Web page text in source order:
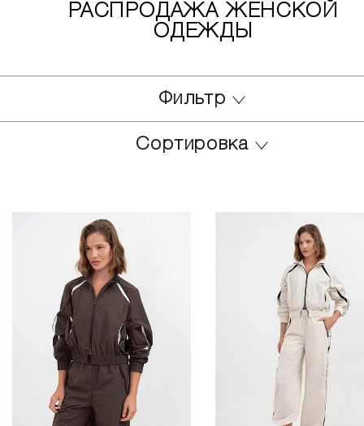
РАСПРОДАЖА ЖЕНСКОЙ
ОДЕЖДЫ
Фильтр
Сортировка